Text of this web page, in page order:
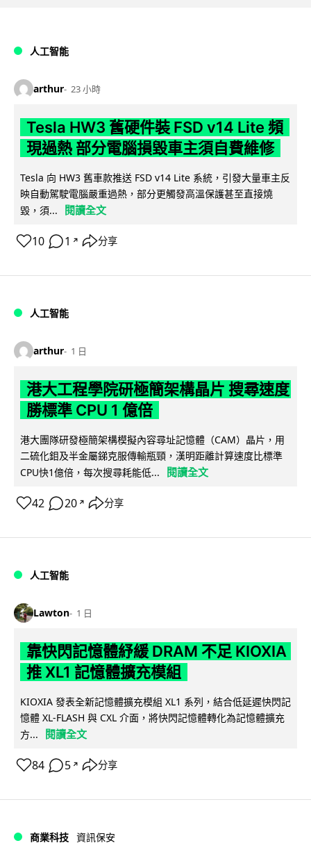
人工智能
arthur 23 小時
Tesla HW3 舊硬件裝 FSD v14 Lite 頻
現過熱 部分電腦損毀車主須自費維修
Tesla 向 HW3 舊車款推送 FSD v14 Lite 系統，引發大量車主反
映自動駕駛電腦嚴重過熱，部分更觸發高溫保護甚至直接燒
毀，須...
閱讀全文
10 1 ↗ 分享
人工智能
arthur 1 日
港大工程學院研極簡架構晶片 搜尋速度
勝標準 CPU 1 億倍
港大團隊研發極簡架構模擬內容尋址記憶體（CAM）晶片，用
二硫化鉬及半金屬銻克服傳輸瓶頸，漢明距離計算速度比標準
CPU快1億倍，每次搜尋耗能低...
閱讀全文
42 20 ↗ 分享
人工智能
Lawton 1 日
靠快閃記憶體紓緩 DRAM 不足 KIOXIA
推 XL1 記憶體擴充模組
KIOXIA 發表全新記憶體擴充模組 XL1 系列，結合低延遲快閃記
憶體 XL-FLASH 與 CXL 介面，將快閃記憶體轉化為記憶體擴充
方...
閱讀全文
84 5 ↗ 分享
商業科技 資訊保安